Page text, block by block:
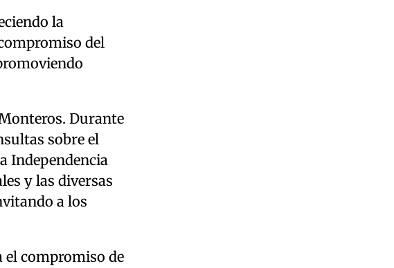
la
del
Durante
sobre el
Independencia
y las diversas
a los
el compromiso de